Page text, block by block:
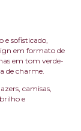
e sofisticado,
em formato de
em tom verde-
de charme.
camisas,
e